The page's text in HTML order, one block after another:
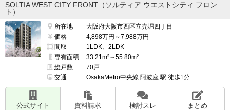
SOLTIA WEST CITY FRONT（ソルティア ウエストシティ フロン
ト）
所在地
大阪府大阪市西区立売堀四丁目
価格
4,898万円～7,988万円
間取
1LDK、2LDK
専有面積
33.21m²～55.80m²
総戸数
70戸
交通
OsakaMetro中央線 阿波座 駅 徒歩1分
公式サイト 資料請求 検討スレ まとめ